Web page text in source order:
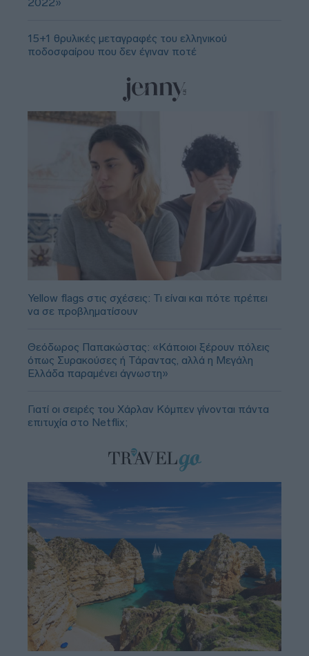
15+1 θρυλικές μεταγραφές του ελληνικού
ποδοσφαίρου που δεν έγιναν ποτέ
Yellow flags στις σχέσεις: Τι είναι και πότε πρέπει
να σε προβληματίσουν
Θεόδωρος Παπακώστας: «Κάποιοι ξέρουν πόλεις
όπως Συρακούσες ή Τάραντας, αλλά η Μεγάλη
Ελλάδα παραμένει άγνωστη»
Γιατί οι σειρές του Χάρλαν Κόμπεν γίνονται πάντα
επιτυχία στο Netflix;